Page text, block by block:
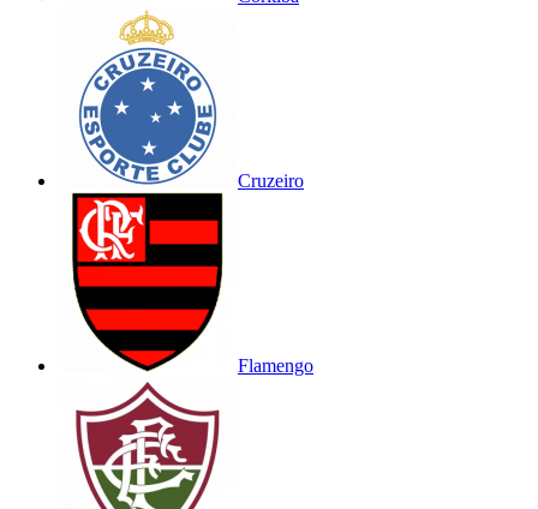
Cruzeiro
Flamengo